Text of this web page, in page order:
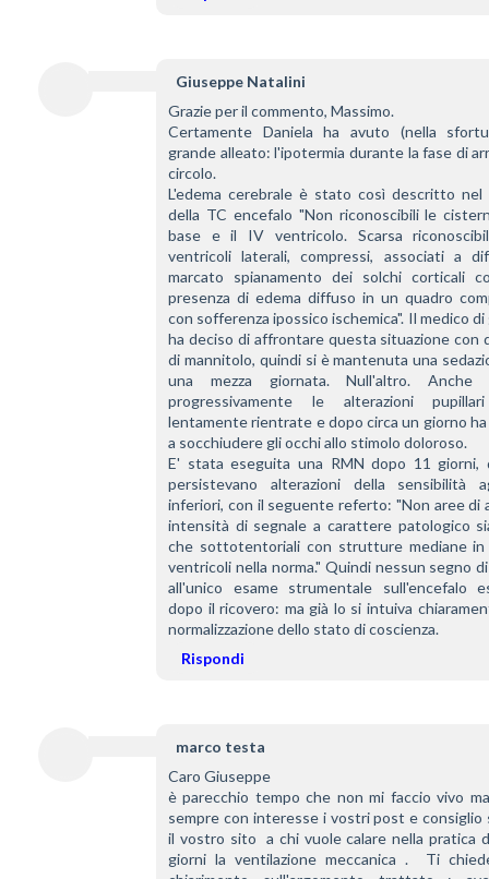
Giuseppe Natalini
Grazie per il commento, Massimo.
Certamente Daniela ha avuto (nella
grande alleato: l'ipotermia durante la fase di
circolo.
L'edema cerebrale è stato così descritto
della TC encefalo "Non riconoscibili le
base e il IV ventricolo. Scarsa
ventricoli laterali, compressi, associati a
marcato spianamento dei solchi corticali
presenza di edema diffuso in un quadro
con sofferenza ipossico ischemica". Il medico di
ha deciso di affrontare questa situazione con
di mannitolo, quindi si è mantenuta una
una mezza giornata. Null'altro. Anche
progressivamente le alterazioni
lentamente rientrate e dopo circa un giorno
a socchiudere gli occhi allo stimolo doloroso.
E' stata eseguita una RMN dopo 11 giorni,
persistevano alterazioni della sensibilità
inferiori, con il seguente referto: "Non aree di
intensità di segnale a carattere patologico
che sottotentoriali con strutture mediane in
ventricoli nella norma." Quindi nessun segno
all'unico esame strumentale sull'encefalo
dopo il ricovero: ma già lo si intuiva
normalizzazione dello stato di coscienza.
Rispondi
marco testa
Caro Giuseppe
è parecchio tempo che non mi faccio vivo
sempre con interesse i vostri post e consiglio
il vostro sito  a chi vuole calare nella pratica
giorni la ventilazione meccanica .  Ti